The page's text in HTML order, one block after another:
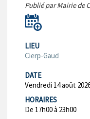
Publié par Mairie de
LIEU
Cierp-Gaud
DATE
Vendredi 14 août
HORAIRES
De 17h00 à 23h00